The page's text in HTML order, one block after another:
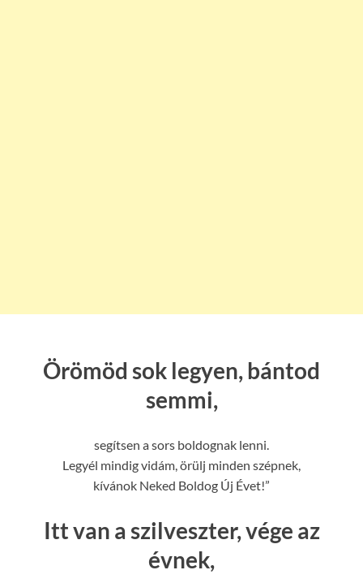
Örömöd sok legyen, bántod
semmi,
segítsen a sors boldognak lenni.
Legyél mindig vidám, örülj minden szépnek,
kívánok Neked Boldog Új Évet!”
Itt van a szilveszter, vége az
évnek,